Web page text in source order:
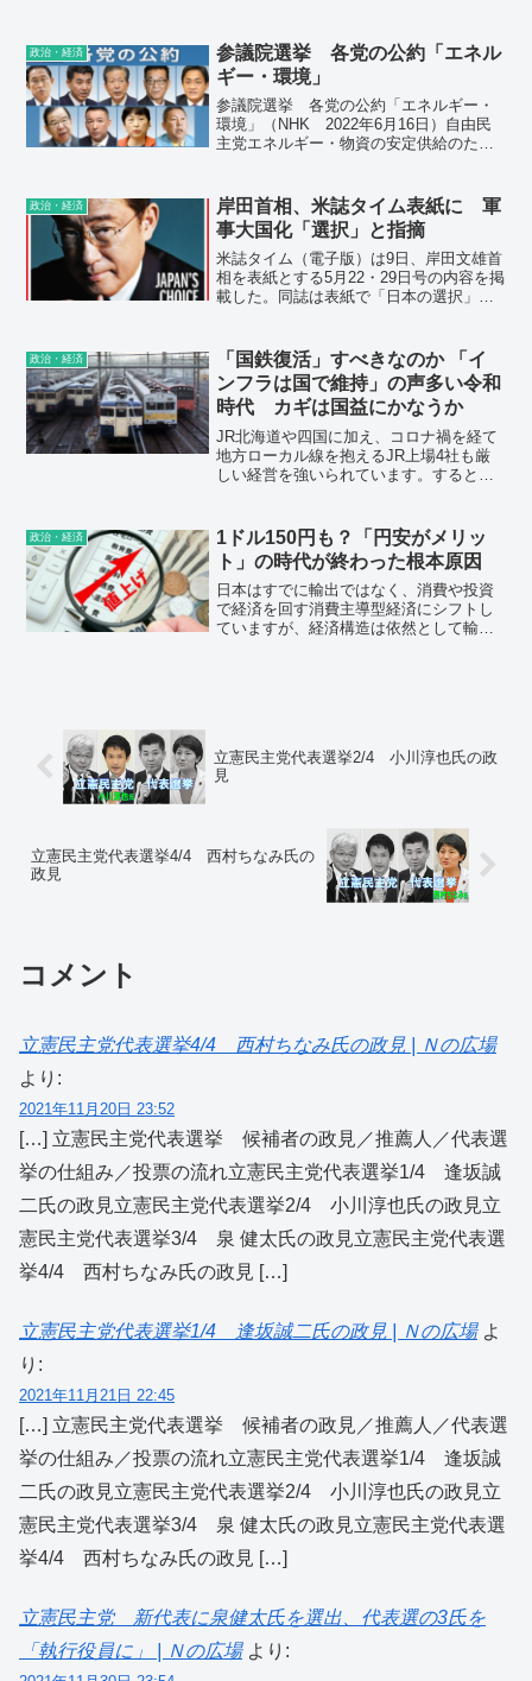
審判が下される。
たな外来種規制をより多くの人に知って
もらわなければ」という思いからだっ
た。
政治・経済
参議院選挙 各党の公約「エネル
ギー・環境」
参議院選挙 各党の公約「エネルギー・
環境」（NHK 2022年6月16日）自由民
主党エネルギー・物資の安定供給のた
子力の最大限の活用を図る。カーボンニ
ュートラル実現のカ...
政治・経済
岸田首相、米誌タイム表紙に 軍
事大国化「選択」と指摘
米誌タイム（電子版）は9日、岸田文雄首
相を表紙とする5月22・29日号の内容を掲
載した。同誌は表紙で「日本の選択」と
と望んでいる」と指摘した。
政治・経済
「国鉄復活」すべきなのか 「イ
ンフラは国で維持」の声多い令和
時代 カギは国益にかなうか
JR北海道や四国に加え、コロナ禍を経て
地方ローカル線を抱えるJR上場4社も厳
しい経営を強いられています。するとし
ることができるのでしょうか。
政治・経済
1ドル150円も？「円安がメリッ
ト」の時代が終わった根本原因
日本はすでに輸出ではなく、消費や投資
で経済を回す消費主導型経済にシフトし
ていますが、経済構造は依然として輸出
立憲民主党代表選挙2/4 小川淳也氏の政
見
立憲民主党代表選挙4/4 西村ちなみ氏の
政見
コメント
立憲民主党代表選挙4/4 西村ちなみ氏の政見 | Ｎの広場
より:
2021年11月20日 23:52
[…] 立憲民主党代表選挙 候補者の政見／推薦人／代表選
挙の仕組み／投票の流れ立憲民主党代表選挙1/4 逢坂誠
二氏の政見立憲民主党代表選挙2/4 小川淳也氏の政見立
憲民主党代表選挙3/4 泉 健太氏の政見立憲民主党代表選
挙4/4 西村ちなみ氏の政見 […]
立憲民主党代表選挙1/4 逢坂誠二氏の政見 | Ｎの広場 よ
り:
2021年11月21日 22:45
[…] 立憲民主党代表選挙 候補者の政見／推薦人／代表選
挙の仕組み／投票の流れ立憲民主党代表選挙1/4 逢坂誠
二氏の政見立憲民主党代表選挙2/4 小川淳也氏の政見立
憲民主党代表選挙3/4 泉 健太氏の政見立憲民主党代表選
挙4/4 西村ちなみ氏の政見 […]
立憲民主党 新代表に泉健太氏を選出、代表選の3氏を
「執行役員に」 | Ｎの広場 より: